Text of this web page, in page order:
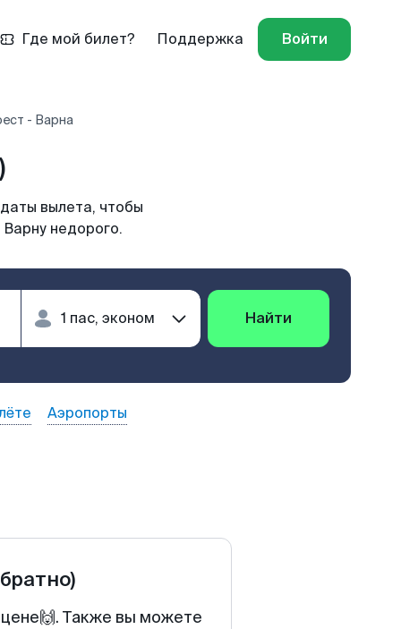
Где мой билет? Поддержка Войти
- Варна
вылета, чтобы
недорого.
Найти
Аэропорты
Также вы можете